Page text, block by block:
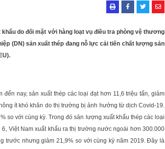
do đối mặt với hàng loạt vụ điều tra phòng vệ thương
(DN) sản xuất thép đang nỗ lực cải tiến chất lượng sản
nay, sản xuất thép các loại đạt hơn 11,6 triệu tấn, giảm
ít khó khăn do thị trường bị ảnh hưởng từ dịch Covid-19.
so với cùng kỳ. Trong đó sản lượng xuất khẩu thép các loại
Việt Nam xuất khẩu ra thị trường nước ngoài hơn 300.000
trước nhưng giảm 21,9% so với cùng kỳ năm 2019. Đây là